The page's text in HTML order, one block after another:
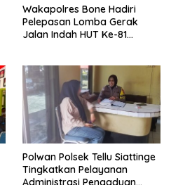
Wakapolres Bone Hadiri
Pelepasan Lomba Gerak
Jalan Indah HUT Ke-81
Polwan Polsek Tellu Siattinge
Tingkatkan Pelayanan
Administrasi Pengaduan